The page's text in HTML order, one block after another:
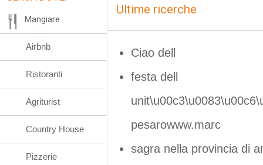
Ultime ricerche
Ciao dell
festa dell
pesarowww.marc
sagra nella provincia di
Mangiare
Airbnb
Ristoranti
Agriturist
Country House
Pizzerie